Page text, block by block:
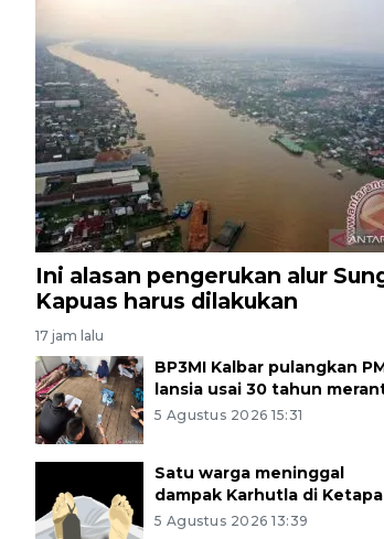
Ini alasan pengerukan alur
Kapuas harus dilakukan
17 jam lalu
BP3MI Kalbar pulangkan
lansia usai 30 tahun
5 Agustus 2026 15:31
Satu warga meninggal
dampak Karhutla di
5 Agustus 2026 13:39